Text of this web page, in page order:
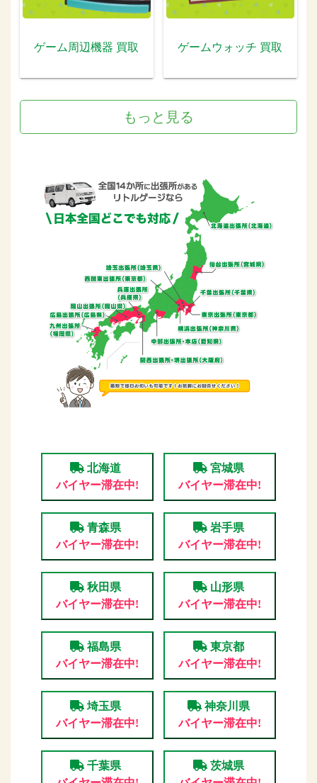
ゲーム周辺機器 買取 ゲームウォッチ 買取
もっと見る
北海道
バイヤー滞在中!
宮城県
バイヤー滞在中!
青森県
バイヤー滞在中!
岩手県
バイヤー滞在中!
秋田県
バイヤー滞在中!
山形県
バイヤー滞在中!
福島県
バイヤー滞在中!
東京都
バイヤー滞在中!
埼玉県
バイヤー滞在中!
神奈川県
バイヤー滞在中!
千葉県
茨城県